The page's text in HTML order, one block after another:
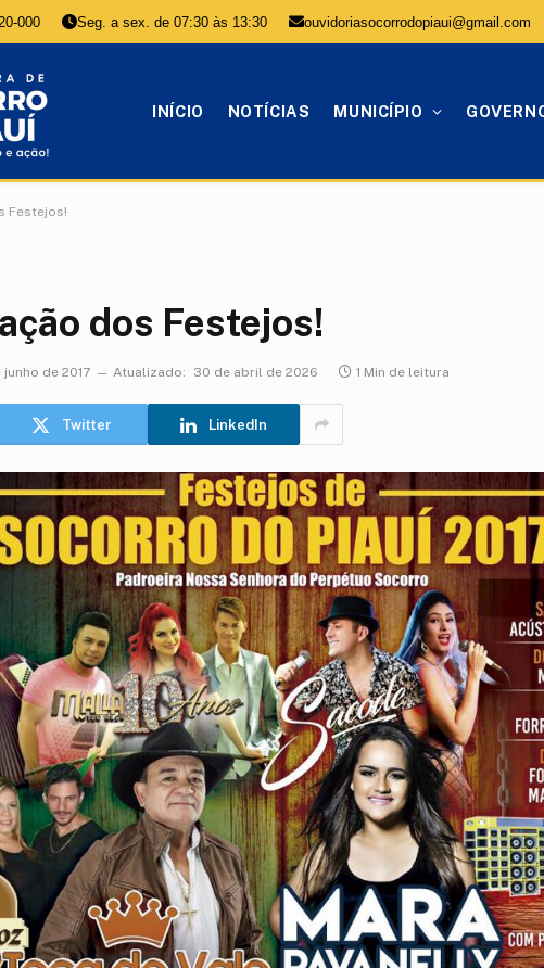
000 Seg. a sex. de 07:30 às 13:30 ouvidoriasocorrodopiaui@gmail.com
INÍCIO NOTÍCIAS MUNICÍPIO
Festejos!
dos Festejos!
junho de 2017 Atualizado: 30 de abril de 2026 1 Min de leitura
Twitter LinkedIn